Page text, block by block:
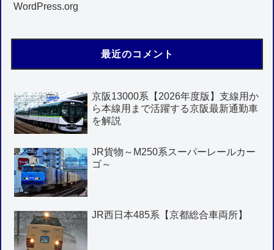
WordPress.org
最近のコメント
京阪13000系【2026年度版】支線用か
ら本線用まで活躍する京阪最新通勤車
を解説
JR貨物～M250系スーパーレールカー
ゴ～
JR西日本485系【京都総合車両所】